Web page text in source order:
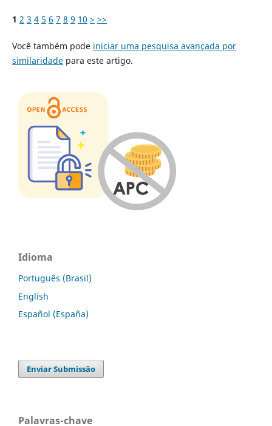
1 2 3 4 5 6 7 8 9 10 > >>
Você também pode iniciar uma pesquisa avançada por
similaridadepara este artigo.
Idioma
Português (Brasil)
English
Español (España)
Enviar Submissão
Palavras-chave